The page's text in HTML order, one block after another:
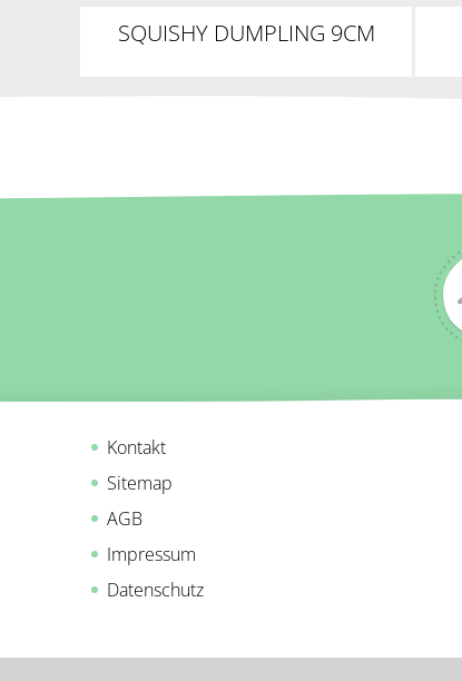
SQUISHY DUMPLING 9CM
Kontakt
Sitemap
AGB
Impressum
Datenschutz